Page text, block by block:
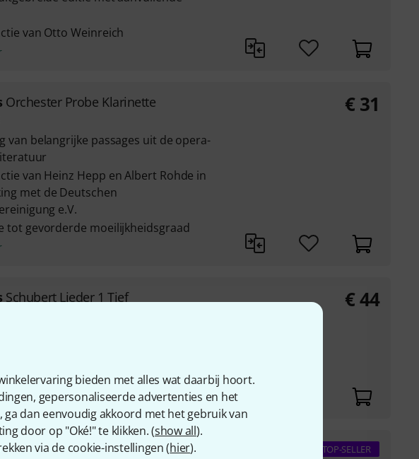
bieden met alles wat daarbij hoort.
gepersonaliseerde advertenties en het
dan eenvoudig akkoord met het gebruik van
door op "Oké!" te klikken. (show all).
via de cookie-instellingen (hier).
van Otto Weinreich
Orchester Probe Klarinette
van belangrijke passages uit de opera-
van Heinz Hepp en Albert Rohde in
met de Deutschen
e.V.
tot gevorderde moeilijkheidsgraad
€ 31
Schubert Lieder 1 Tief
(herzien van de eerste drukken)
€44
Orchester Probespiel Tuba TOP-SELLER